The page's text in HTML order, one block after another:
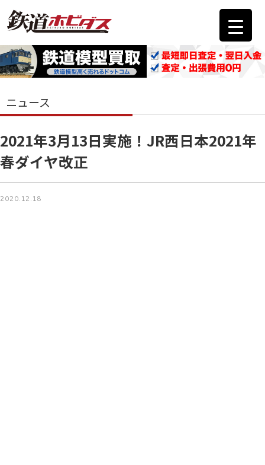
ニュース
2021年3月13日実施！JR西日本2021年
春ダイヤ改正
2020.12.18